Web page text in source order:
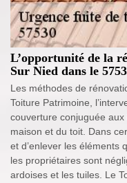
L’opportunité de la
Sur Nied dans le
Les méthodes de
Toiture Patrimoine,
couverture conjuguée
maison et du toit. Dans
et d’enlever les éléments
les propriétaires sont
ardoises et les tuiles. Le